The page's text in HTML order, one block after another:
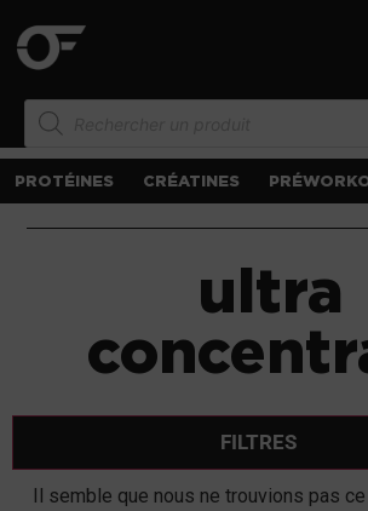
PROTÉINES CRÉATINES
ultra
FILTRES
Il semble que nous ne trouvions pas